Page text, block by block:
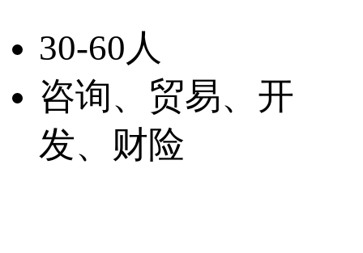
30-60人
咨询、贸易、开
发、财险